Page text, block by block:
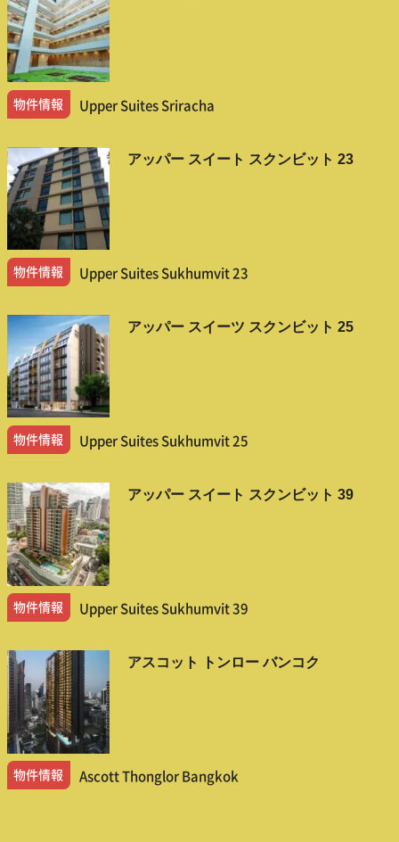
物件情報 Upper Suites Sriracha
アッパー スイート スクンビット 23
物件情報 Upper Suites Sukhumvit 23
アッパー スイーツ スクンビット 25
物件情報 Upper Suites Sukhumvit 25
アッパー スイート スクンビット 39
物件情報 Upper Suites Sukhumvit 39
アスコット トンロー バンコク
物件情報 Ascott Thonglor Bangkok